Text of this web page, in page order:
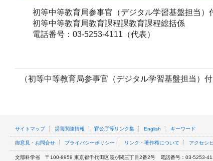
初等中等教育局参事官（デジタル学習基盤担当）
初等中等教育局教育課程課教育課程総括係
電話番号：03-5253-4111（代表）
（初等中等教育局参事官（デジタル学習基盤担当）付
サイトマップ 災害関連情報 官公庁等リンク集 English キーワード
御意見・お問合せ プライバシーポリシー リンク・著作権について アクセシ
文部科学省 〒100-8959 東京都千代田区霞が関三丁目2番2号 電話番号：03-5253-